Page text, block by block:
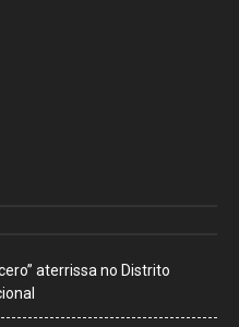
aterrissa no Distrito